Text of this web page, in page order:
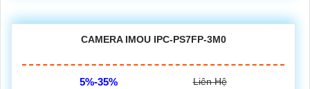
CAMERA IMOU IPC-PS7FP-3M0
5%-35% Liên Hệ